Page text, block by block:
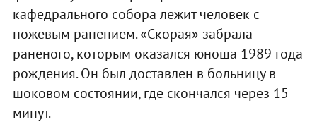
кафедрального собора лежит человек с
ножевым ранением. «Скорая» забрала
раненого, которым оказался юноша 1989 года
рождения. Он был доставлен в больницу в
шоковом состоянии, где скончался через 15
минут.